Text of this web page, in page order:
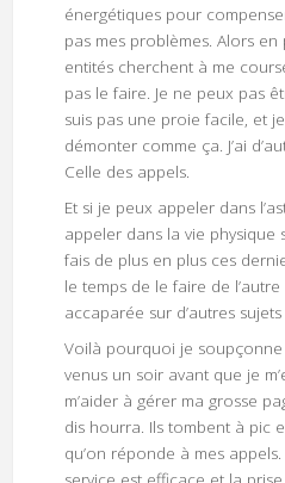
énergétiques pour
pas mes problèmes. Alors en
entités cherchent à me
pas le faire. Je ne peux pas
suis pas une proie facile, et
démonter comme ça. J’ai
Celle des appels.
Et si je peux appeler dans
appeler dans la vie physique
fais de plus en plus ces
le temps de le faire de
accaparée sur d’autres
Voilà pourquoi je soupçonne
venus un soir avant que je
m’aider à gérer ma grosse
dis hourra. Ils tombent à pic
qu’on réponde à mes